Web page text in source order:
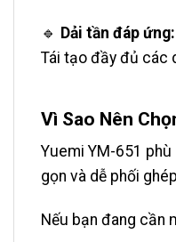
🔹 Dải tần đáp
Tái tạo đầy đủ các
Vì Sao Nên
Yuemi YM-651
gọn và dễ phối
Nếu bạn đang cần